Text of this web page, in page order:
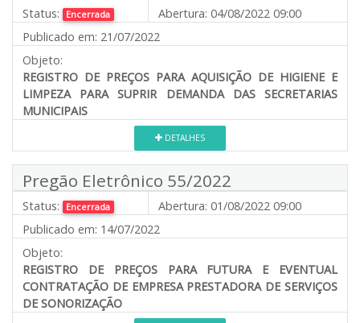
Status: Encerrada Abertura: 04/08/2022 09:00
Publicado em: 21/07/2022
Objeto:
REGISTRO DE PREÇOS PARA AQUISIÇÃO DE HIGIENE E
LIMPEZA PARA SUPRIR DEMANDA DAS SECRETARIAS
MUNICIPAIS
DETALHES
Pregão Eletrônico 55/2022
Status: Encerrada Abertura: 01/08/2022 09:00
Publicado em: 14/07/2022
Objeto:
REGISTRO DE PREÇOS PARA FUTURA E EVENTUAL
CONTRATAÇÃO DE EMPRESA PRESTADORA DE SERVIÇOS
DE SONORIZAÇÃO